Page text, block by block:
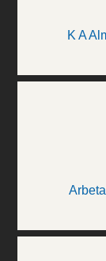
K A